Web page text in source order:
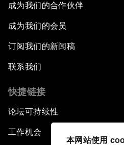
本网站使用
成为我们的合作伙伴
成为我们的会员
订阅我们的新闻稿
联系我们
快捷链接
论坛可持续性
工作机会